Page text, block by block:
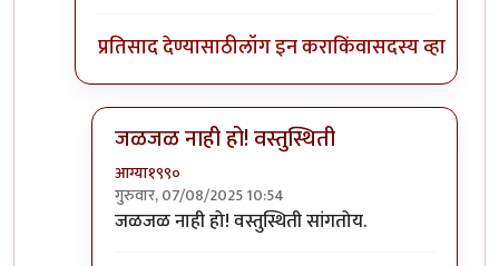
प्रतिसाद देण्यासाठीलॉग इन कराकिंवासदस्य व्हा
जळजळ नाही हो! वस्तुस्थिती
आग्या१९९०
गुरुवार, 07/08/2025 10:54
In reply toटाचणीच्या माथ्यापेक्षा लहान
जळजळ नाही हो! वस्तुस्थिती सांगतोय.